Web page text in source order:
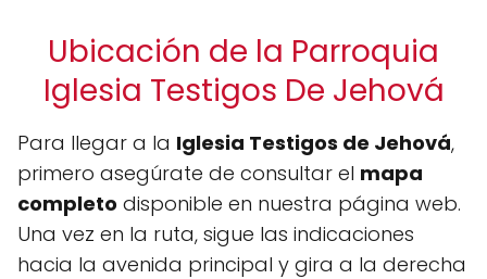
Ubicación de la Parroquia
Iglesia Testigos De Jehová
Para llegar a la Iglesia Testigos de Jehová,
primero asegúrate de consultar el mapa
completo disponible en nuestra página web.
Una vez en la ruta, sigue las indicaciones
hacia la avenida principal y gira a la derecha